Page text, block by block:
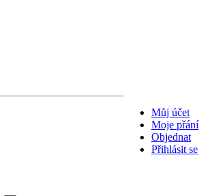
Můj účet
Moje přání
Objednat
Přihlásit se